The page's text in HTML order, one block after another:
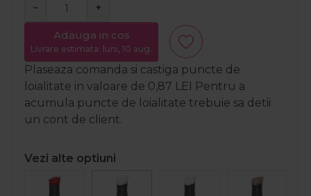
− +
Adauga in cos
Livrare estimata: luni, 10 aug.
Plaseaza comanda si castiga puncte de
loialitate in valoare de 0,87 LEI Pentru a
acumula puncte de loialitate trebuie sa detii
un cont de client.
Vezi alte optiuni